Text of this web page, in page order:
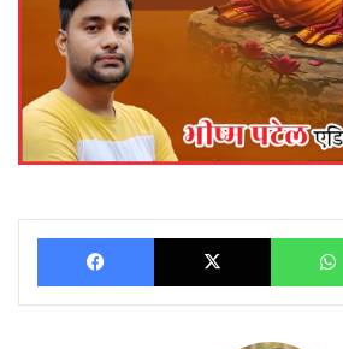
Facebook X